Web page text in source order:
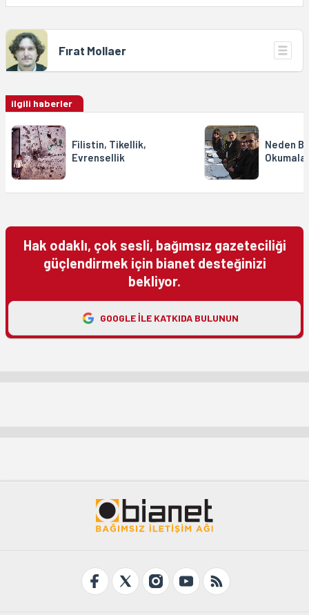
Fırat Mollaer
ilgili haberler
Filistin, Tikellik,
Evrensellik
Neden
Hak odaklı, çok sesli, bağımsız gazeteciliği
güçlendirmek için bianet desteğinizi
bekliyor.
GOOGLE ILE KATKIDA BULUNUN